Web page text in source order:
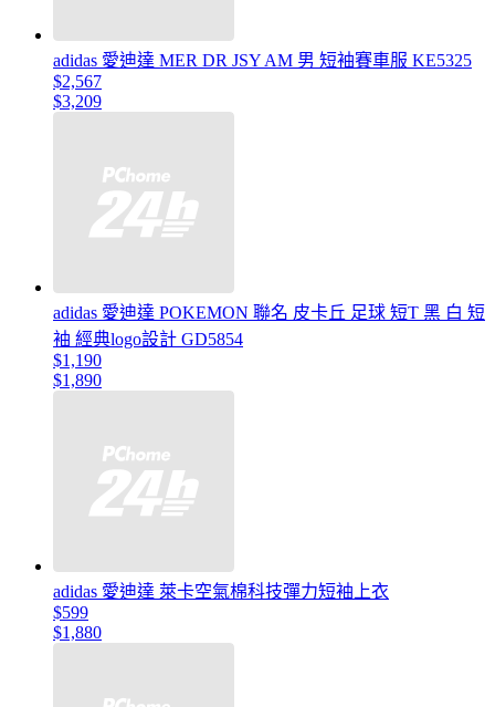
adidas 愛迪達 MER DR JSY AM 男 短袖賽車服 KE5325
$2,567
$3,209
adidas 愛迪達 POKEMON 聯名 皮卡丘 足球 短T 黑 白 短
袖 經典logo設計 GD5854
$1,190
$1,890
adidas 愛迪達 萊卡空氣棉科技彈力短袖上衣
$599
$1,880